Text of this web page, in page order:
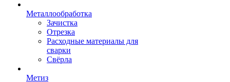
Металлообработка
Зачистка
Отрезка
Расходные материалы для
сварки
Свёрла
Метиз